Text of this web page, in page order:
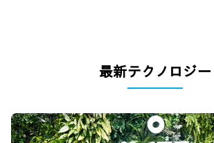
最新テクノロジー